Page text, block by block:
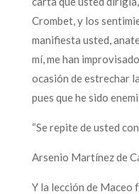
Crombet, y los
manifiesta usted,
mí, me han
ocasión de estrechar
pues que he sido
“Se repite de usted
Arsenio Martínez de
Y la lección de Maceo